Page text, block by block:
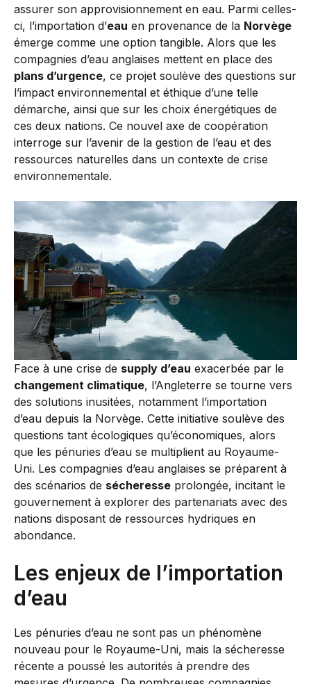
assurer son approvisionnement en eau. Parmi celles-
ci, l’importation d’eau en provenance de la Norvège
émerge comme une option tangible. Alors que les
compagnies d’eau anglaises mettent en place des
plans d’urgence, ce projet soulève des questions sur
l’impact environnemental et éthique d’une telle
démarche, ainsi que sur les choix énergétiques de
ces deux nations. Ce nouvel axe de coopération
interroge sur l’avenir de la gestion de l’eau et des
ressources naturelles dans un contexte de crise
environnementale.
Face à une crise de supply d’eau exacerbée par le
changement climatique, l’Angleterre se tourne vers
des solutions inusitées, notamment l’importation
d’eau depuis la Norvège. Cette initiative soulève des
questions tant écologiques qu’économiques, alors
que les pénuries d’eau se multiplient au Royaume-
Uni. Les compagnies d’eau anglaises se préparent à
des scénarios de sécheresse prolongée, incitant le
gouvernement à explorer des partenariats avec des
nations disposant de ressources hydriques en
abondance.
Les enjeux de l’importation
d’eau
Les pénuries d’eau ne sont pas un phénomène
nouveau pour le Royaume-Uni, mais la sécheresse
récente a poussé les autorités à prendre des